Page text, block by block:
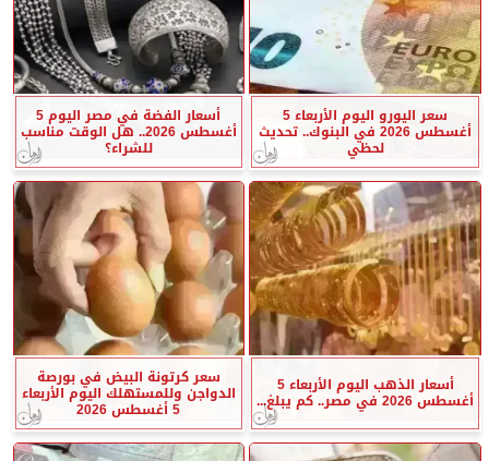
سعر اليورو اليوم الأربعاء 5
أغسطس 2026 في البنوك.. تحديث
لحظي
أسعار الفضة في مصر اليوم 5
أغسطس 2026.. هل الوقت مناسب
للشراء؟
أسعار الذهب اليوم الأربعاء 5
أغسطس 2026 في مصر.. كم يبلغ...
سعر كرتونة البيض في بورصة
الدواجن وللمستهلك اليوم الأربعاء
5 أغسطس 2026